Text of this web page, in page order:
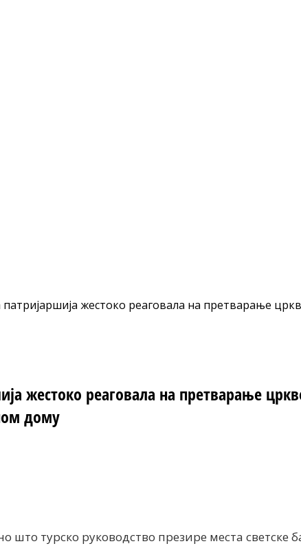
жестоко реаговала на претварање
жестоко реаговала на претварање
дому
што турско руководство презире места